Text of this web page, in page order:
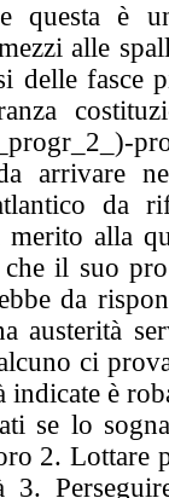
questa è
alle
delle fasce
arrivare
da
alla
il suo
da
austerità
ci
è
se lo
2. Lottare
3.